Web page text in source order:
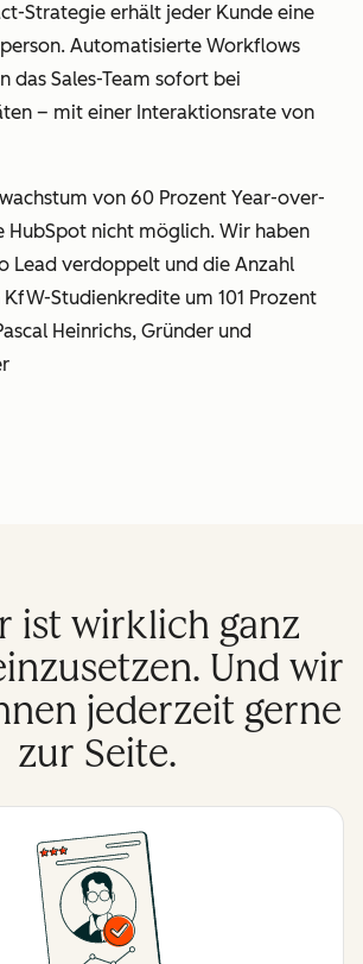
Strategie erhält jeder Kunde eine
Automatisierte Workflows
das Sales-Team sofort bei
– mit einer Interaktionsrate von
von 60 Prozent Year-over-
HubSpot nicht möglich. Wir haben
Lead verdoppelt und die Anzahl
Studienkredite um 101 Prozent
Heinrichs, Gründer und
ist wirklich ganz
Und wir
jederzeit gerne
zur Seite.